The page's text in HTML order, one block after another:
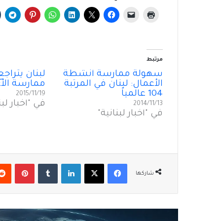
مرتبط
سهولة ممارسة أنشطة
الأعمال: لبنان في المرتبة
104 عالمياً
2014/11/13
في "أخبار لبنانية"
لبنان
ممارسة
2015/11/19
في "أخبار
شاركها
فيسبوك‫X لينكدإن